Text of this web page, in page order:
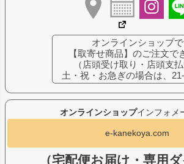
オンラインショップインフォメ
e-kanekoya.com
（宅配便お届け・専用ダ
オンラインショップで
【取寄せ商品】のご注文で
（店頭受け取り・店頭支払
土・祝・お急ぎの場合は、